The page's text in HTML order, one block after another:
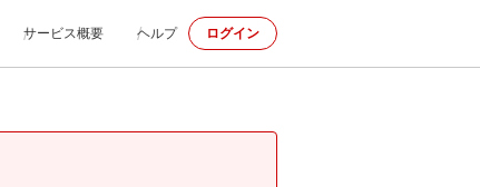
サービス概要 ヘルプ ログイン